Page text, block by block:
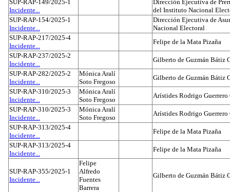
SUP-RAP-149/2025-1
Incidente...
Dirección Ejecutiva de
del Instituto Nacional
SUP-RAP-154/2025-1
Incidente...
Dirección Ejecutiva de
Nacional Electoral
SUP-RAP-217/2025-4
Incidente...
Felipe de la Mata Pizaña
SUP-RAP-237/2025-2
Incidente...
Gilberto de Guzmán Bátiz
SUP-RAP-282/2025-2
Incidente...
Mónica Aralí
Soto Fregoso
Gilberto de Guzmán Bátiz
SUP-RAP-310/2025-3
Incidente...
Mónica Aralí
Soto Fregoso
Arístides Rodrigo Guerrero
SUP-RAP-310/2025-3
Incidente...
Mónica Aralí
Soto Fregoso
Arístides Rodrigo Guerrero
SUP-RAP-313/2025-4
Incidente...
Felipe de la Mata Pizaña
SUP-RAP-313/2025-4
Incidente...
Felipe de la Mata Pizaña
SUP-RAP-355/2025-1
Incidente...
Felipe
Alfredo
Fuentes
Barrera
Gilberto de Guzmán Bátiz